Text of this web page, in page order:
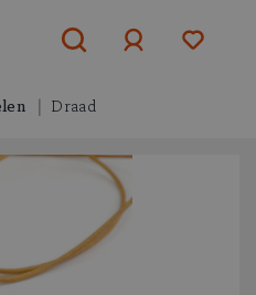
Draad